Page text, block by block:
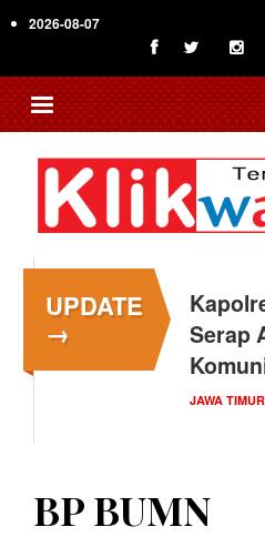
to
content
2026-08-07
UPDATE
→
Serap
JAWA TIMUR
BP BUMN